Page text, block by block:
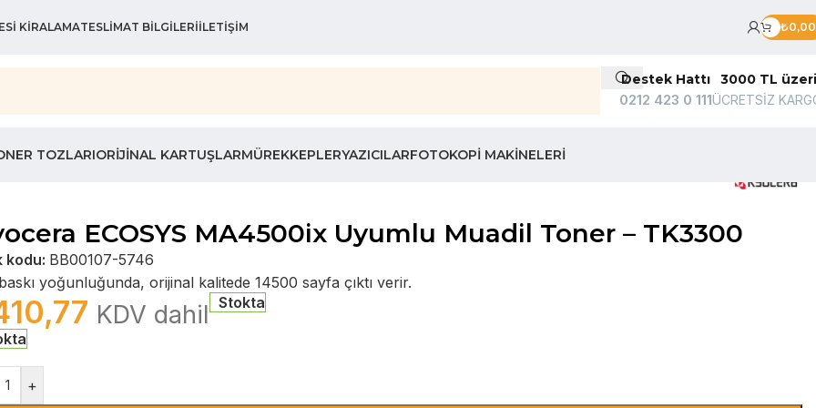
KIRALAMATESLIMAT BILGILERIİLETIŞIM ₺0,00
Destek Hattı
0212 423 0 111
3000 TL üzeri
ÜCRETSİZ
TOZLARIORIJINAL KARTUŞLARMÜREKKEPLERYAZICILARFOTOKOPI MAKINELERI
ECOSYS MA4500ix Uyumlu Muadil Toner – TK3300
kodu: BB00107-5746
yoğunluğunda, orijinal kalitede 14500 sayfa çıktı verir.
KDV dahil Stokta
+